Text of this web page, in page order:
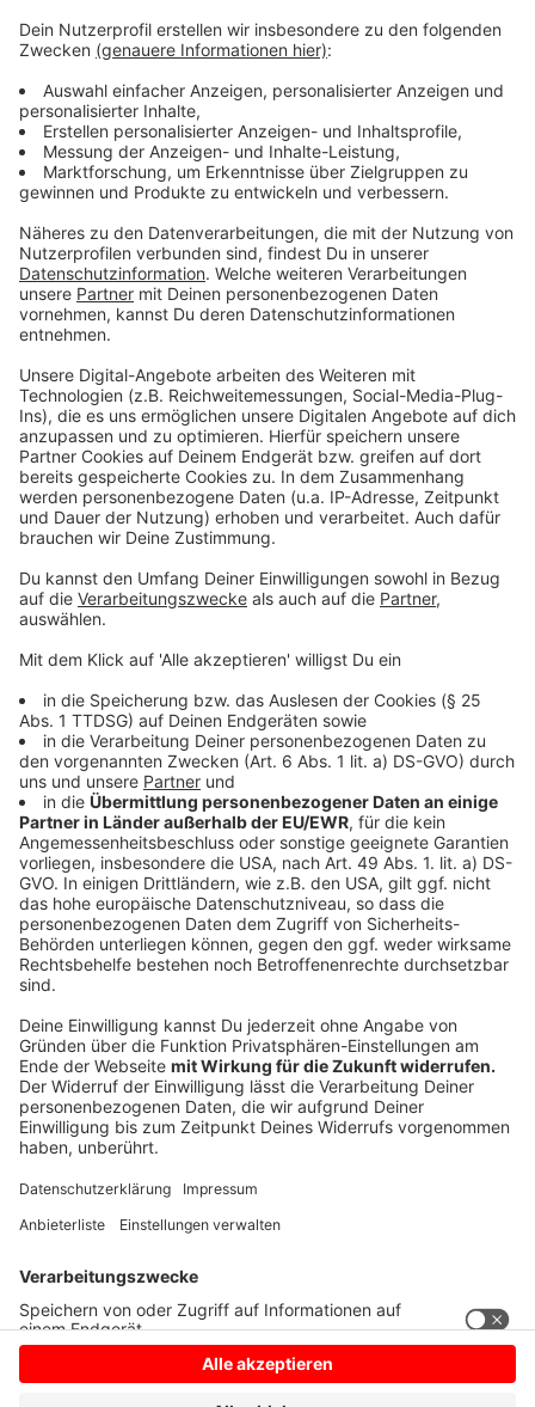
NRW-Landtag beschäftigt sich mit Park &
Ride-Plätzen
Anzeige
Am Mittwoch den.3 .24 gibt es im NRW-Landtag eine
Anhörung zu dem Thema, denn auch die schwarz-grüne
Landesregierung sieht Park & Ride als wichtigen
Baustein für die Verkehrswende und fördert
entsprechende Stellplätze im ganzen Bundesland. In
dem Zusammenhang bringt der ADAC auch nochmal
die Überwachung der Anlagen ins Spiel. So könnte man
zum Beispiel Schranken oder auch Reservierungen per
App, in der dann auch angezeigt wird, wie voll die
Anlage ist, nutzen. Oder aber auch Parkgebühren, die
an das ÖPNV-Ticket gekoppelt sind. Der ADAC
fordert außerdem, dass Park & Ride-Anlagen weiter
ausgebaut werden, besonders dort, wo sie stark
ausgelastet sind. An dem Ausbau sollen sich auch
Bahn und andere Verkehrsverbände beteiligen.
Mehr Ladesäulen und Bikesharing
Anzeige
Der ADAC fordert zum Beispiel auch verstärkt
Ladesäulen auf Park & Ride-Anlagen, weil immer mehr
Leute auch ein E-Auto haben. Und ein weiteres
Verkehrsmittel kommt oft noch zu kurz, sagt Roman
Suthold. So regt er mehr Bikesharing-Stationen an den
Anlagen an. Der ADAC ist auch für mehr Kontrollen und
Videoüberwachung dort, um für ein besseres
Sicherheitsgefühl zu sorgen.
Anzeige
Anzeige